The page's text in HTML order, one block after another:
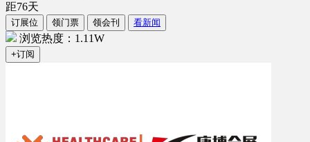
距76天
订展位 领门票 领会刊 看新闻
浏览热度：1.11W
+订阅